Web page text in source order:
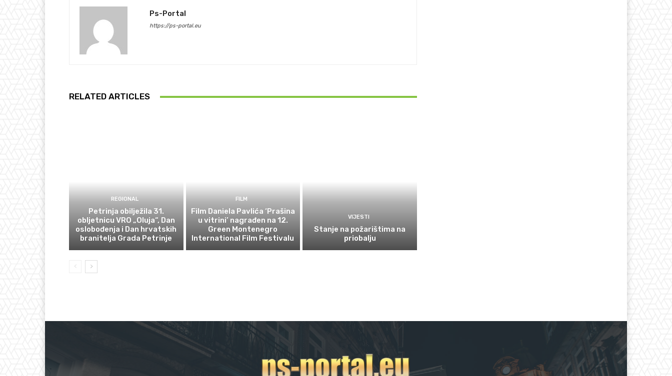
Ps-Portal
https://ps-portal.eu
RELATED ARTICLES
REGIONAL
Petrinja obilježila 31.
obljetnicu VRO „Oluja“, Dan
oslobođenja i Dan hrvatskih
branitelja Grada Petrinje
FILM
Film Daniela Pavlića ‘Prašina
u vitrini’ nagrađen na 12.
Green Montenegro
International Film Festivalu
VIJESTI
Stanje na požarištima na
priobalju